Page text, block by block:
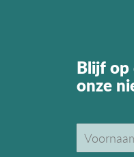
Blijf op
onze